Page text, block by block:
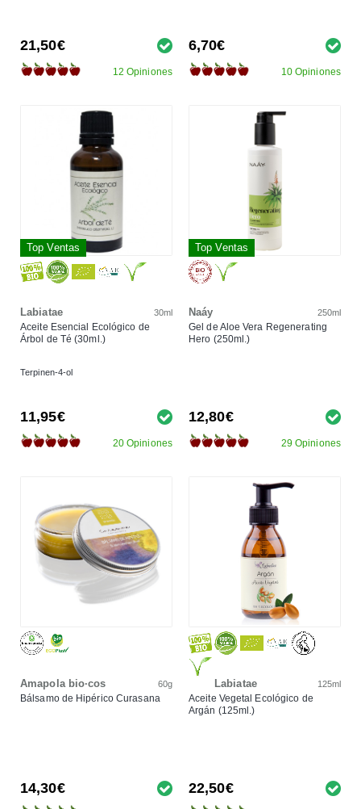
21,50€
12 Opiniones
6,70€
10 Opiniones
Top Ventas
Labiatae 30ml
Aceite Esencial Ecológico de
Árbol de Té (30ml.)
Terpinen-4-ol
11,95€
20 Opiniones
Top Ventas
Naáy 250ml
Gel de Aloe Vera Regenerating
Hero (250ml.)
12,80€
29 Opiniones
Amapola bio·cos 60g
Bálsamo de Hipérico Curasana
14,30€
Labiatae 125ml
Aceite Vegetal Ecológico de
Argán (125ml.)
22,50€